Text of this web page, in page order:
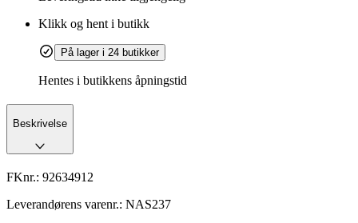
Klikk og hent i butikk
På lager i 24 butikker
Hentes i butikkens åpningstid
Beskrivelse
FKnr.: 92634912
Leverandørens varenr.: NAS237